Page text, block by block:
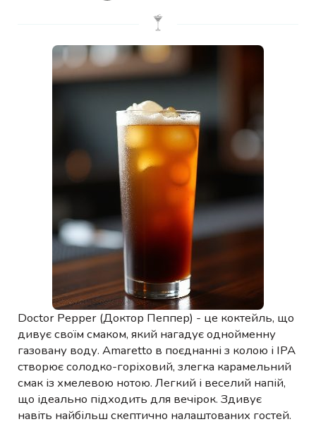
Doctor Pepper (Доктор Пеппер) - це коктейль, що
дивує своїм смаком, який нагадує однойменну
газовану воду. Amaretto в поєднанні з колою і IPA
створює солодко-горіховий, злегка карамельний
смак із хмелевою нотою. Легкий і веселий напій,
що ідеально підходить для вечірок. Здивує
навіть найбільш скептично налаштованих гостей.